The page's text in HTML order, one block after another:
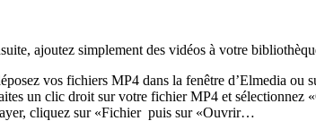
ajoutez simplement des vidéos à votre
vos fichiers MP4 dans la fenêtre d’Elmedia ou
un clic droit sur votre fichier MP4 et sélectionnez
cliquez sur «Fichier puis sur «Ouvrir…